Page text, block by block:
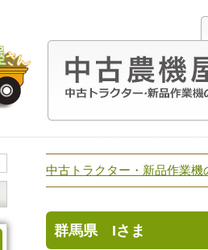
中古トラクター・新品作業機
群馬県 Iさま